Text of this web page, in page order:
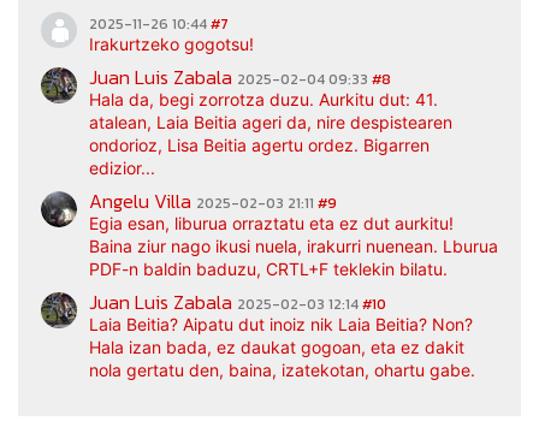
2025-11-26 10:44#7
Irakurtzeko gogotsu!
Juan Luis Zabala 2025-02-04 09:33 #8
Hala da, begi zorrotza duzu. Aurkitu dut: 41.
atalean, Laia Beitia ageri da, nire despistearen
ondorioz, Lisa Beitia agertu ordez. Bigarren
edizior...
Angelu Villa 2025-02-03 21:11 #9
Egia esan, liburua orraztatu eta ez dut aurkitu!
Baina ziur nago ikusi nuela, irakurri nuenean. Lburua
PDF-n baldin baduzu, CRTL+F teklekin bilatu.
Juan Luis Zabala 2025-02-03 12:14#10
Laia Beitia? Aipatu dut inoiz nik Laia Beitia? Non?
Hala izan bada, ez daukat gogoan, eta ez dakit
nola gertatu den, baina, izatekotan, ohartu gabe.